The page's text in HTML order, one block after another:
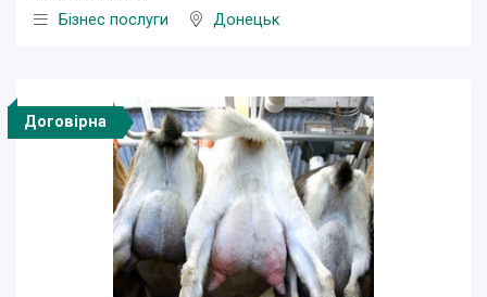
Бізнес послуги
Донецьк
Договірна